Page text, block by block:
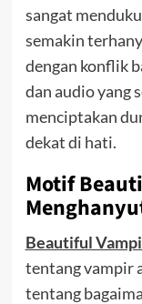
sangat
semakin
dengan konflik
dan audio yang
menciptakan
dekat di hati.
Motif
Beautiful
tentang vampir
tentang